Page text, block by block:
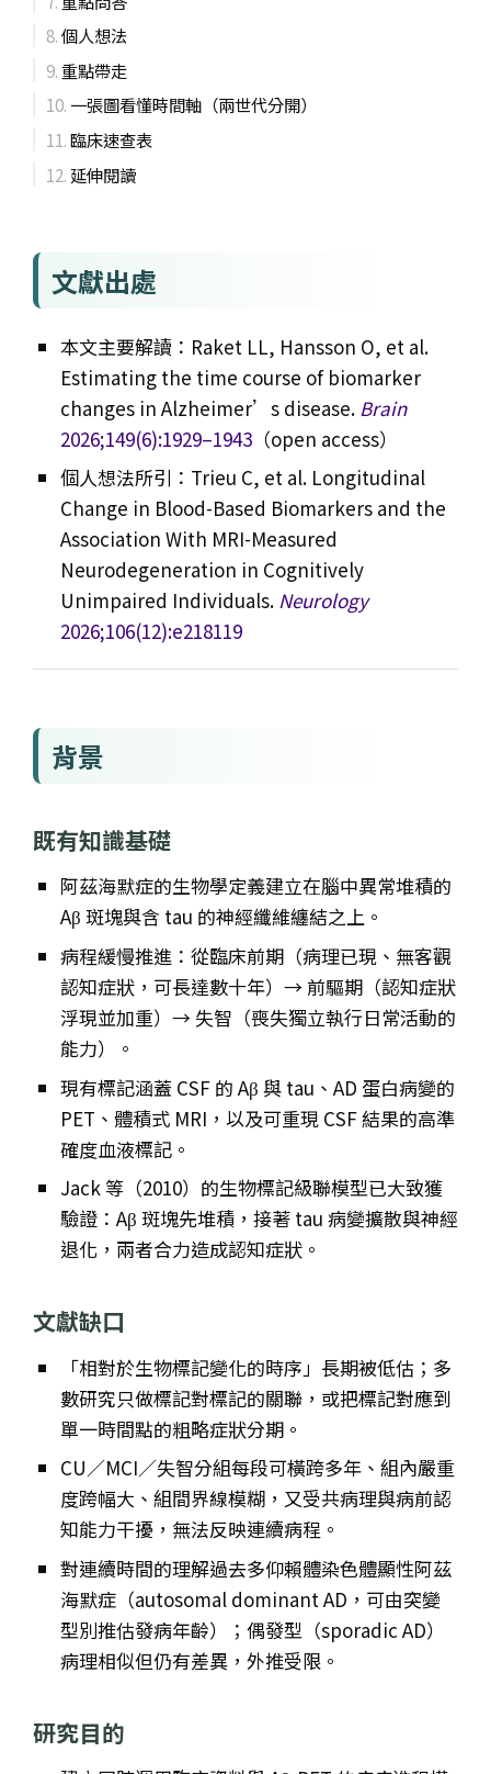
個人想法
重點帶走
一張圖看懂時間軸（兩世代分開）
臨床速查表
延伸閱讀
文獻出處
本文主要解讀：Raket LL, Hansson O, et al.
Estimating the time course of biomarker
changes in Alzheimer’s disease. Brain
2026;149(6):1929–1943 （open access）
個人想法所引：Trieu C, et al. Longitudinal
Change in Blood-Based Biomarkers and the
Association With MRI-Measured
Neurodegeneration in Cognitively
Unimpaired Individuals. Neurology
2026;106(12):e218119
背景
既有知識基礎
阿茲海默症的生物學定義建立在腦中異常堆積的
Aβ 斑塊與含 tau 的神經纖維纏結之上。
病程緩慢推進：從臨床前期（病理已現、無客觀
認知症狀，可長達數十年）→ 前驅期（認知症狀
浮現並加重）→ 失智（喪失獨立執行日常活動的
能力）。
現有標記涵蓋 CSF 的 Aβ 與 tau、AD 蛋白病變的
PET、體積式 MRI，以及可重現 CSF 結果的高準
確度血液標記。
Jack 等（2010）的生物標記級聯模型已大致獲
驗證：Aβ 斑塊先堆積，接著 tau 病變擴散與神經
退化，兩者合力造成認知症狀。
文獻缺口
「相對於生物標記變化的時序」長期被低估；多
數研究只做標記對標記的關聯，或把標記對應到
單一時間點的粗略症狀分期。
CU／MCI／失智分組每段可橫跨多年、組內嚴重
度跨幅大、組間界線模糊，又受共病理與病前認
知能力干擾，無法反映連續病程。
對連續時間的理解過去多仰賴體染色體顯性阿茲
海默症（autosomal dominant AD，可由突變
型別推估發病年齡）；偶發型（sporadic AD）
病理相似但仍有差異，外推受限。
研究目的